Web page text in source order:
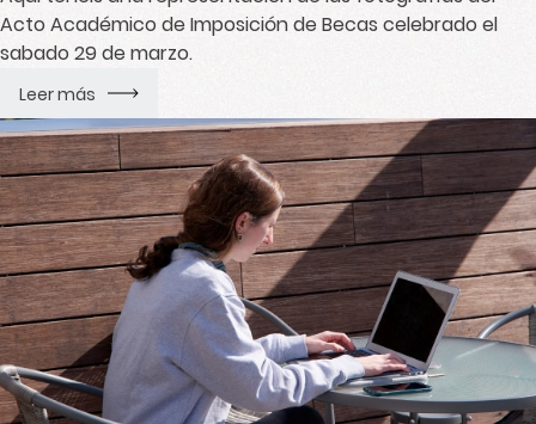
Acto Académico de Imposición de Becas celebrado el
sabado 29 de marzo.
Leer más